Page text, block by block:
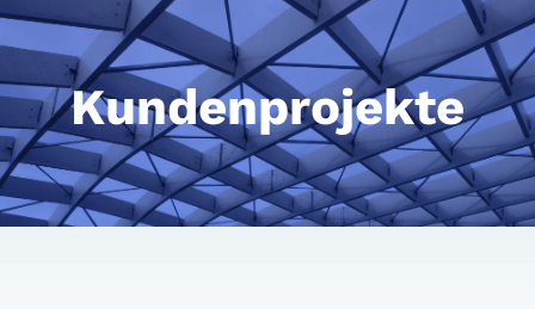
Kundenprojekte